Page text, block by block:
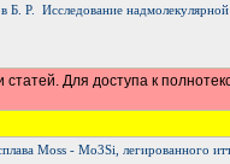
Б. Р.
Исследование
Для доступа к
Moss - Mo3Si, легированного